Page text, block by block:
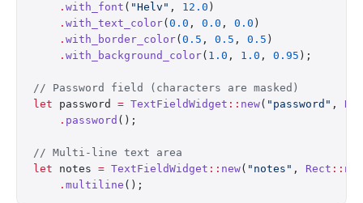
    .
with_font ( "Helv" , 12.0 )
    .
with_text_color( 0.0 , 0.0 , 0.0 )
    .
with_border_color( 0.5 , 0.5 , 0.5 )
    .
with_background_color( 1.0 , 1.0 , 0.95 );
// Password field (characters are masked)
let password = TextFieldWidget :: new( "password" ,
    .
password ();
// Multi-line text area
let notes = TextFieldWidget :: new( "notes" , Rect :: new
    .
multiline ();